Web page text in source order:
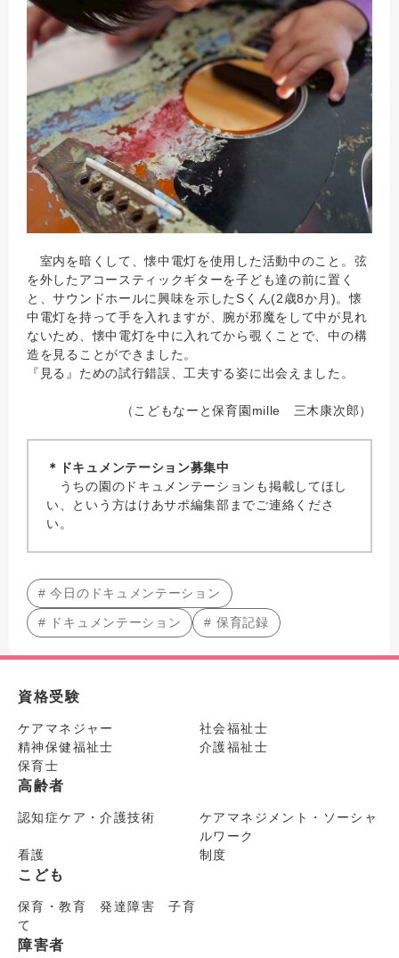
室内を暗くして、懐中電灯を使用した活動中のこと。弦
を外したアコースティックギターを子ども達の前に置く
と、サウンドホールに興味を示したSくん(2歳8か月)。懐
中電灯を持って手を入れますが、腕が邪魔をして中が見れ
ないため、懐中電灯を中に入れてから覗くことで、中の構
造を見ることができました。
『見る』ための試行錯誤、工夫する姿に出会えました。
（こどもなーと保育園mille 三木康次郎）
＊ドキュメンテーション募集中
うちの園のドキュメンテーションも掲載してほし
い、という方はけあサポ編集部までご連絡くださ
い。
# 今日のドキュメンテーション
# ドキュメンテーション # 保育記録
資格受験
ケアマネジャー
社会福祉士
精神保健福祉士
介護福祉士
保育士
高齢者
認知症ケア・介護技術
ケアマネジメント・ソーシャ
ルワーク
看護
制度
こども
保育・教育 発達障害 子育
て
障害者